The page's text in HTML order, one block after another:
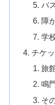
バ
障
学
チケ
旅
鳴
そ